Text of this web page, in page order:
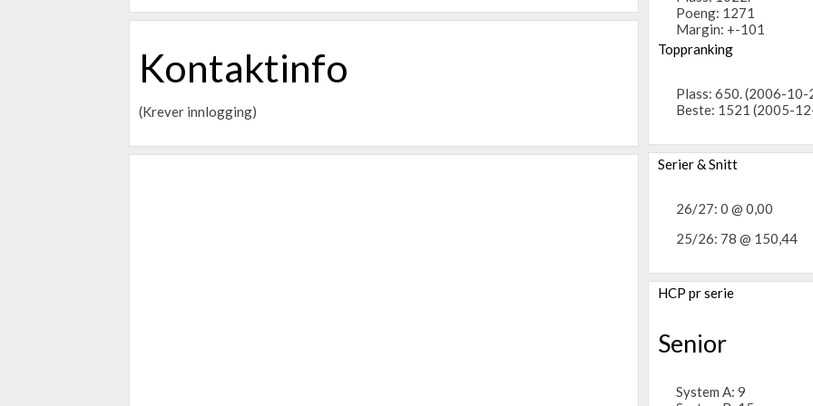
Kontaktinfo
(Krever innlogging)
Poeng: 1271
Margin: +-101
Toppranking
Plass: 650. (2006-10-
Beste: 1521 (2005-
Serier & Snitt
26/27: 0 @ 0,00
25/26: 78 @ 150,44
HCP pr serie
Senior
System A: 9